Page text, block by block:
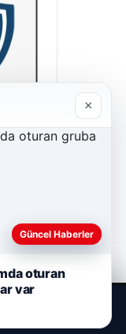
×
Güncel Haberler
oturan
var